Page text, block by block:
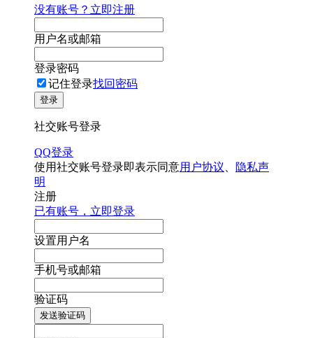
没有账号？立即注册
用户名或邮箱
登录密码
记住登录找回密码
登录
社交账号登录
QQ登录
使用社交账号登录即表示同意用户协议
隐私声
明
注册
已有账号，立即登录
设置用户名
手机号或邮箱
验证码
发送验证码